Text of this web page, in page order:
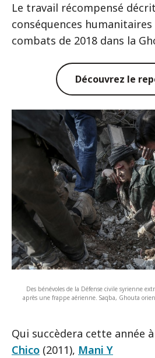
Le travail récompensé
conséquences
combats de 2018 dans la
Découvrez le
Des bénévoles de la Défense civile syrienne
après une frappe aérienne. Saqba, Ghouta
Qui succèdera cette année à
Chico (2011), Mani Y